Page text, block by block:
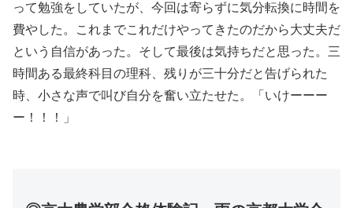
って勉強をしていたが、今回は寄らずに気分転換に時間を
費やした。これまでこれだけやってきたのだから大丈夫だ
という自信があった。そして最後は気持ちだと思った。三
時間ある最終科目の理科、残りが三十分だと告げられた
時、小さな声で叫び自分を奮い立たせた。「いけーーー
ー！！！」